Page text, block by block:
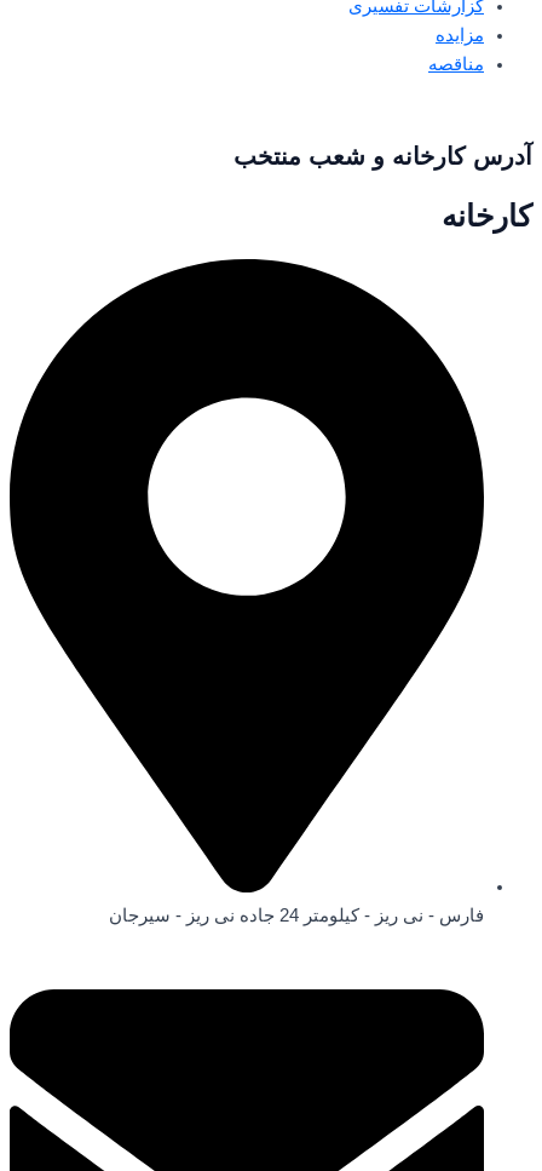
گزارشات تفسیری
مزایده
مناقصه
آدرس کارخانه و شعب منتخب
کارخانه
فارس - نی ریز - کیلومتر 24 جاده نی ریز - سیرجان